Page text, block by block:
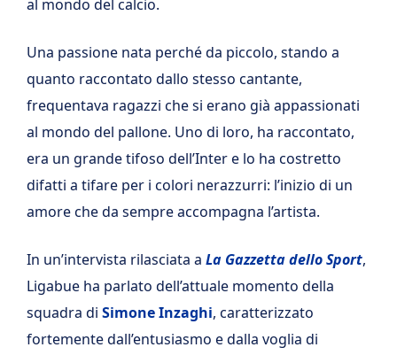
al mondo del calcio.
Una passione nata perché da piccolo, stando a
quanto raccontato dallo stesso cantante,
frequentava ragazzi che si erano già appassionati
al mondo del pallone. Uno di loro, ha raccontato,
era un grande tifoso dell’Inter e lo ha costretto
difatti a tifare per i colori nerazzurri: l’inizio di un
amore che da sempre accompagna l’artista.
In un’intervista rilasciata a La Gazzetta dello Sport,
Ligabue ha parlato dell’attuale momento della
squadra di Simone Inzaghi, caratterizzato
fortemente dall’entusiasmo e dalla voglia di